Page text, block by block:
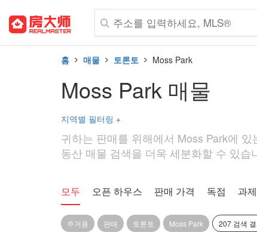
홈 매물 토론토 Moss Park
Moss Park 매물
지역별 필터링 +
귀하는 판매를 위해에서 Moss Park에
동산 매물 검색을 더욱 세분화할 수 있
모두 오픈 하우스 판매 가격 독점 과제
주거용 판매 토론토 Moss Park 207 검색